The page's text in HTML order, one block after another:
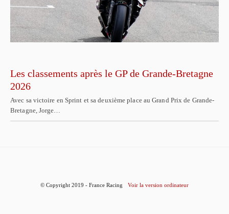
Les classements après le GP de Grande-Bretagne
2026
Avec sa victoire en Sprint et sa deuxième place au Grand Prix de Grande-
Bretagne, Jorge…
© Copyright 2019 - France Racing Voir la version ordinateur